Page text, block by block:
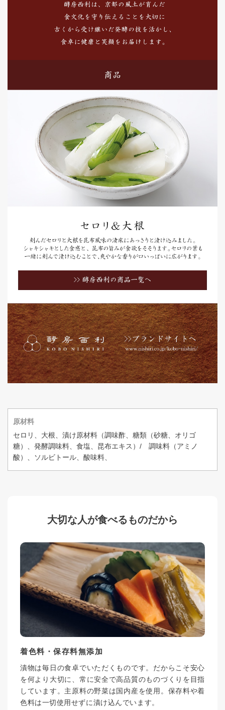
原材料
セロリ、大根、漬け原材料（調味酢、糖類（砂糖、オリゴ
糖）、発酵調味料、食塩、昆布エキス）/ 調味料（アミノ
酸）、ソルビトール、酸味料、
大切な人が食べるものだから
着色料・保存料無添加
漬物は毎日の食卓でいただくものです。だからこそ安心
を何より大切に、常に安全で高品質のものづくりを目指
しています。主原料の野菜は国内産を使用。保存料や着
色料は一切使用せずに漬け込んでいます。